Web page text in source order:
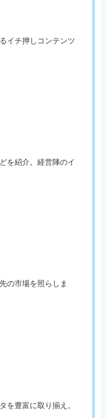
イチ押しコンテンツ
を紹介。経営陣のイ
の市場を照らしま
を豊富に取り揃え。